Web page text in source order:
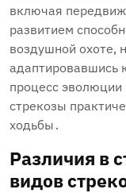
включая
развитием
воздушной охоте‚
адаптировавшись
процесс эволюции
стрекозы
ходьбы․
Различия в
видов